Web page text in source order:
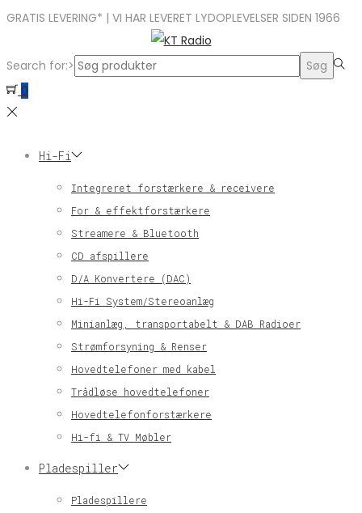
GRATIS LEVERING* | VI HAR LEVERET LYDOPLEVELSER SIDEN 1966
Search for:>
Søg
0
Hi-Fi
Integreret forstærkere & receivere
For & effektforstærkere
Streamere & Bluetooth
CD afspillere
D/A Konvertere (DAC)
Hi-Fi System/Stereoanlæg
Minianlæg, transportabelt & DAB Radioer
Strømforsyning & Renser
Hovedtelefoner med kabel
Trådløse hovedtelefoner
Hovedtelefonforstærkere
Hi-fi & TV Møbler
Pladespiller
Pladespillere